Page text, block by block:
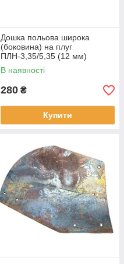
Дошка польова широка
(боковина) на плуг
ПЛН-3,35/5,35 (12 мм)
В наявності
280 ₴
Купити